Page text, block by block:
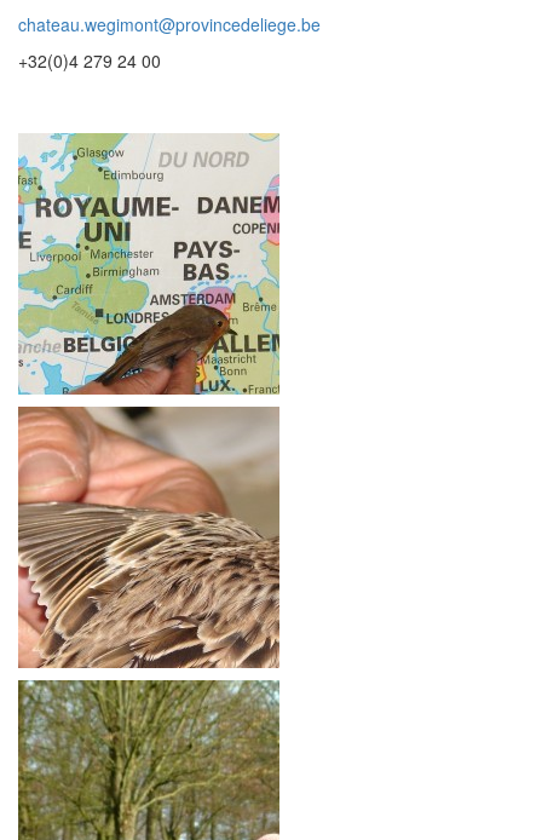
chateau.wegimont@provincedeliege.be
+32(0)4 279 24 00